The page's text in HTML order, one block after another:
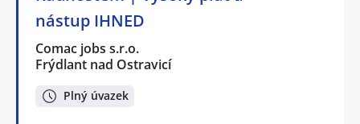
nástup IHNED
Comac jobs s.r.o.
Frýdlant nad Ostravicí
Plný úvazek